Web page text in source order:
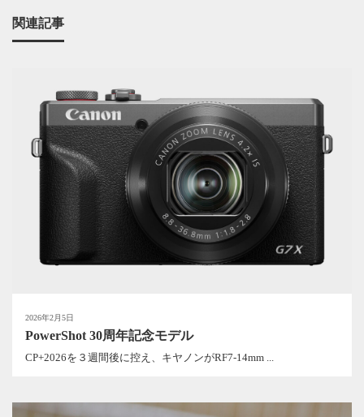
関連記事
2026年2月5日
PowerShot 30周年記念モデル
CP+2026を３週間後に控え、キヤノンがRF7-14mm ...